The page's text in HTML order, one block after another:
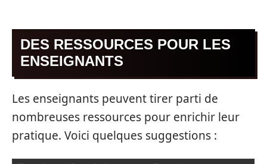
DES RESSOURCES POUR LES
ENSEIGNANTS
Les enseignants peuvent tirer parti de
nombreuses ressources pour enrichir leur
pratique. Voici quelques suggestions :